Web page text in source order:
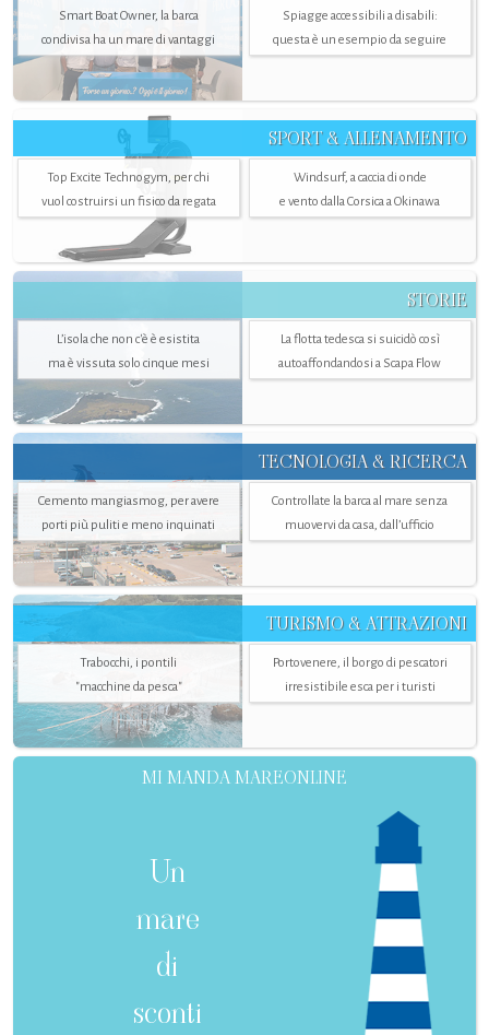
Smart Boat Owner, la barca
condivisa ha un mare di vantaggi
Spiagge accessibili a disabili:
questa è un esempio da seguire
SPORT & ALLENAMENTO
Top Excite Technogym, per chi
vuol costruirsi un fisico da regata
Windsurf, a caccia di onde
e vento dalla Corsica a Okinawa
STORIE
L’isola che non c'è è esistita
ma è vissuta solo cinque mesi
La flotta tedesca si suicidò così
autoaffondandosi a Scapa Flow
TECNOLOGIA & RICERCA
Cemento mangiasmog, per avere
porti più puliti e meno inquinati
Controllate la barca al mare senza
muovervi da casa, dall’ufficio
TURISMO & ATTRAZIONI
Trabocchi, i pontili
"macchine da pesca"
Portovenere, il borgo di pescatori
irresistibile esca per i turisti
MI MANDA MAREONLINE
Un
mare
di
sconti